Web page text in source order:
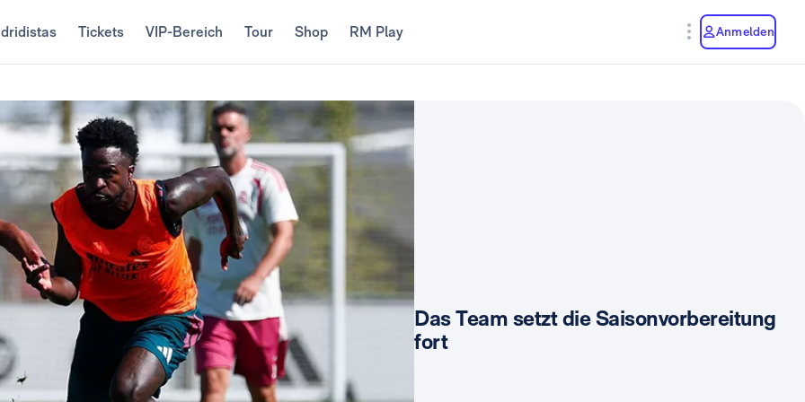
Tickets VIP-Bereich Tour Shop RM Play Anmelden
Das Team setzt die Saisonvorbereitung
fort